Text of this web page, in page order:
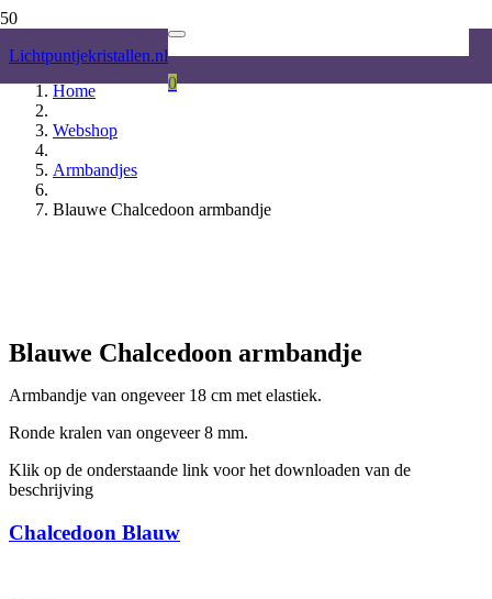
Lichtpuntjekristallen.nl
0
Home
Webshop
Armbandjes
Blauwe Chalcedoon armbandje
Blauwe Chalcedoon armbandje
Armbandje van ongeveer 18 cm met elastiek.
Ronde kralen van ongeveer 8 mm.
Klik op de onderstaande link voor het downloaden van de
beschrijving
Chalcedoon Blauw